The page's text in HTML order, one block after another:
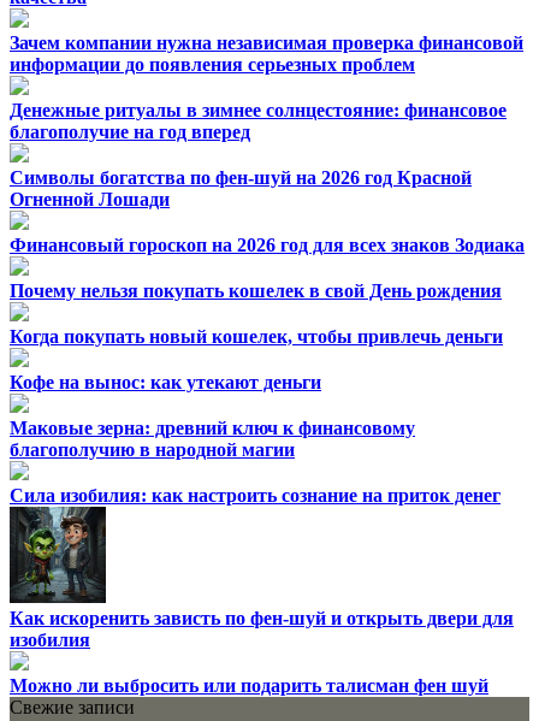
Зачем компании нужна независимая проверка финансовой
информации до появления серьезных проблем
Денежные ритуалы в зимнее солнцестояние: финансовое
благополучие на год вперед
Символы богатства по фен-шуй на 2026 год Красной
Огненной Лошади
Финансовый гороскоп на 2026 год для всех знаков Зодиака
Почему нельзя покупать кошелек в свой День рождения
Когда покупать новый кошелек, чтобы привлечь деньги
Кофе на вынос: как утекают деньги
Маковые зерна: древний ключ к финансовому
благополучию в народной магии
Сила изобилия: как настроить сознание на приток денег
Как искоренить зависть по фен-шуй и открыть двери для
изобилия
Можно ли выбросить или подарить талисман фен шуй
Свежие записи